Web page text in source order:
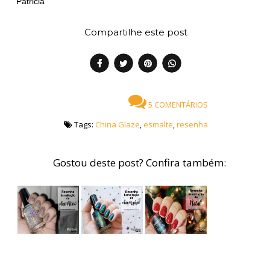
Compartilhe este post
5 COMENTÁRIOS
Tags: China Glaze,esmalte,resenha
Gostou deste post? Confira também: